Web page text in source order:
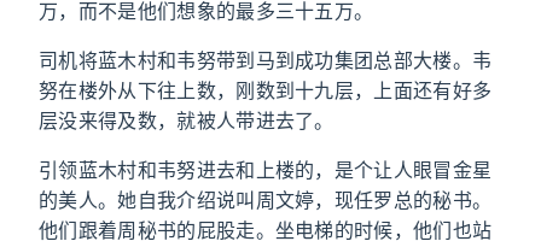
万，而不是他们想象的最多三十五万。
司机将蓝木村和韦努带到马到成功集团总部大楼。韦
努在楼外从下往上数，刚数到十九层，上面还有好多
层没来得及数，就被人带进去了。
引领蓝木村和韦努进去和上楼的，是个让人眼冒金星
的美人。她自我介绍说叫周文婷，现任罗总的秘书。
他们跟着周秘书的屁股走。坐电梯的时候，他们也站